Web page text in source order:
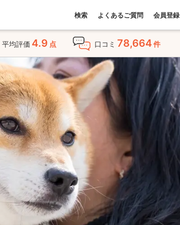
検索 よくあるご質問 会員登録
平均評価 4.9 点 口コミ 78,664件